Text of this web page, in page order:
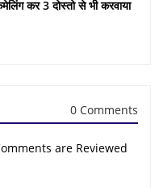
कर 3 दोस्तो से भी करवाया
0 Comments
are Reviewed